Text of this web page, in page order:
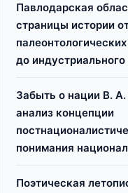
Павлодарская
страницы истории
до
Забыть о нации В.
анализ концепции
понимания
Поэтическая